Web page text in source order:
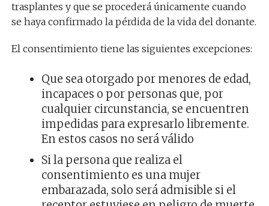
trasplantes y que se procederá únicamente cuando
se haya confirmado la pérdida de la vida del donante.
El consentimiento tiene las siguientes excepciones:
Que sea otorgado por menores de edad,
incapaces o por personas que, por
cualquier circunstancia, se encuentren
impedidas para expresarlo libremente.
En estos casos no será válido
Si la persona que realiza el
consentimiento es una mujer
embarazada, solo será admisible si el